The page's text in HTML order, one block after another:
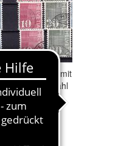
933-935 kpl. mit
zur Auswahl